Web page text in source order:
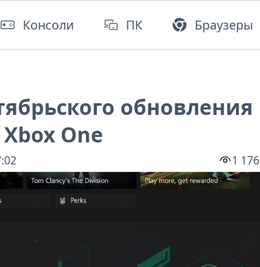
Консоли ПК Браузеры
обновления
One
1 176